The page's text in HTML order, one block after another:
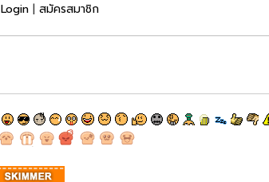
Login | สมัครสมาชิก